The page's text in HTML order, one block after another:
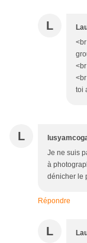
L
toi
L
Je ne suis
à
dénicher le
Répondre
L